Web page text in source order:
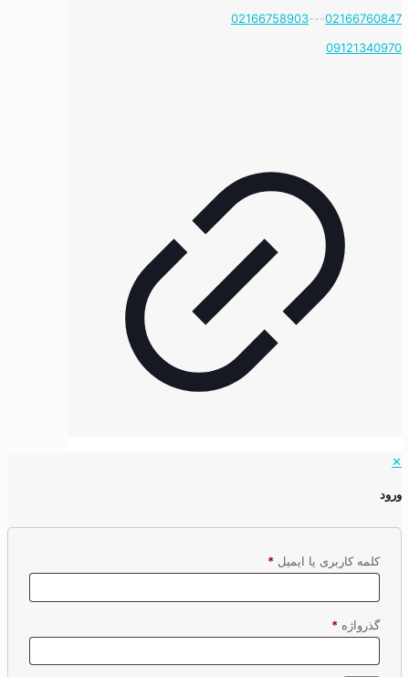
02166760847
---
02166758903
09121340970
✕
ورود
کلمه کاربری یا ایمیل *
گذرواژه *